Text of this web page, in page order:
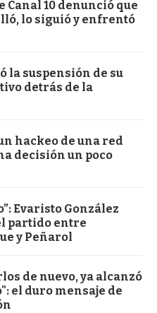
Canal 10 denunció que
lo siguió y enfrentó
la suspensión de su
detrás de la
hackeo de una red
decisión un poco
Evaristo González
partido entre
y Peñarol
de nuevo, ya alcanzó
el duro mensaje de